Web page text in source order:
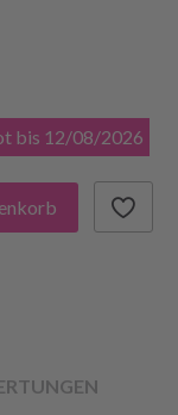
bis 12/08/2026